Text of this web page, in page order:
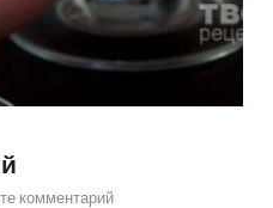
комментарий